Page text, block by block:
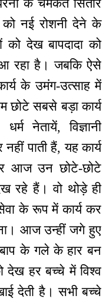
के चमकते सितारे
को नई रोशनी देने के
को देख बापदादा को
आ रहा है। जबकि ऐसे
के उमंग-उत्साह में
सबसे बड़ा कार्य
नेतायें, विज्ञानी
पाती हैं, यह कार्य
आज उन छोटे-छोटे
रहे हैं। वो थोड़े ही
के रूप में कार्य कर
आज उन्हीं जगे हुए
के गले के हार बन
देख हर बच्चे में विश्व
देती है। सभी बच्चे